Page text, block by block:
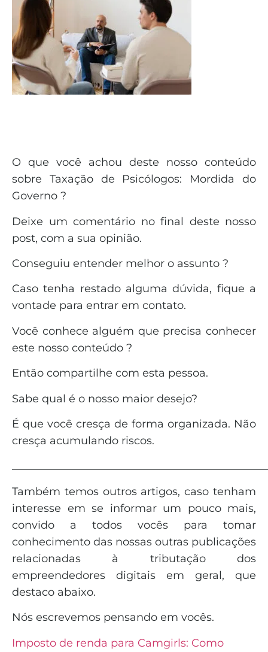
O que você achou deste nosso conteúdo
sobre Taxação de Psicólogos: Mordida do
Governo ?
Deixe um comentário no final deste nosso
post, com a sua opinião.
Conseguiu entender melhor o assunto ?
Caso tenha restado alguma dúvida, fique a
vontade para entrar em contato.
Você conhece alguém que precisa conhecer
este nosso conteúdo ?
Então compartilhe com esta pessoa.
Sabe qual é o nosso maior desejo?
É que você cresça de forma organizada. Não
cresça acumulando riscos.
Também temos outros artigos, caso tenham
interesse em se informar um pouco mais,
convido a todos vocês para tomar
conhecimento das nossas outras publicações
relacionadas à tributação dos
empreendedores digitais em geral, que
destaco abaixo.
Nós escrevemos pensando em vocês.
Imposto de renda para Camgirls: Como